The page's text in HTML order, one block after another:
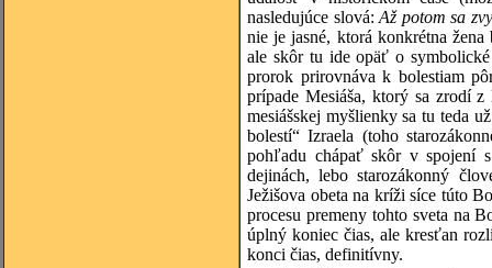
nasledujúce slová:Až potom sa
nie je jasné, ktorá konkrétna
ale skôr tu ide opäť o
prorok prirovnáva k bolestiam
prípade Mesiáša, ktorý sa zrodí
mesiášskej myšlienky sa tu teda
bolestí“ Izraela (toho
pohľadu chápať skôr v spojení
dejinách, lebo starozákonný
Ježišova obeta na kríži síce túto
procesu premeny tohto sveta na
úplný koniec čias, ale kresťan
konci čias, definitívny.